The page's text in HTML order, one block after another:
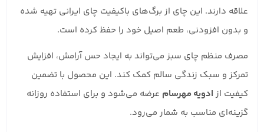
علاقه دارند. این چای از برگ‌های باکیفیت چای ایرانی تهیه شده
و بدون افزودنی، طعم اصیل خود را حفظ کرده است.
مصرف منظم چای سبز می‌تواند به ایجاد حس آرامش، افزایش
تمرکز و سبک زندگی سالم کمک کند. این محصول با تضمین
کیفیت از ادویه مهرسام عرضه می‌شود و برای استفاده روزانه
گزینه‌ای مناسب به شمار می‌رود.